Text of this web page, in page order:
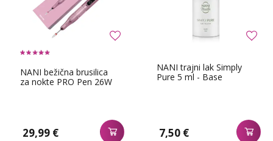
NANI bežična brusilica
za nokte PRO Pen 26W
29,99 €
NANI trajni lak Simply
Pure 5 ml - Base
7,50 €